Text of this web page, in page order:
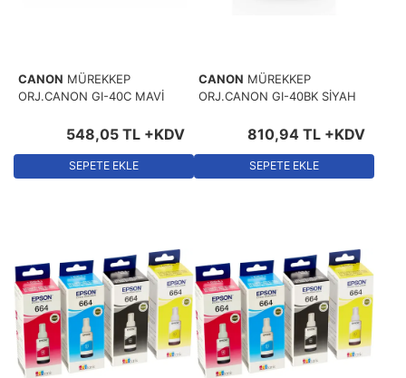
CANON MÜREKKEP
ORJ.CANON GI-40C MAVİ
548,05 TL +KDV
SEPETE EKLE
CANON MÜREKKEP
ORJ.CANON GI-40BK SİYAH
810,94 TL +KDV
SEPETE EKLE